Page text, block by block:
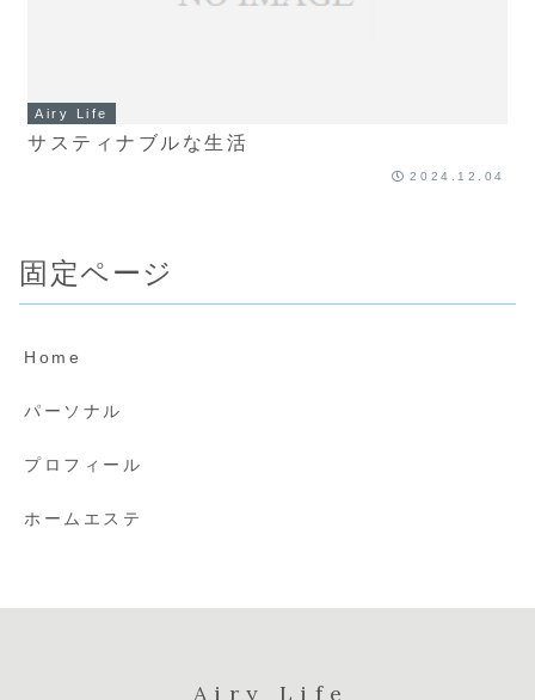
Airy Life
サスティナブルな生活
2024.12.04
固定ページ
Home
パーソナル
プロフィール
ホームエステ
Airy Life